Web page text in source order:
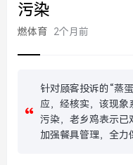
污染
燃体育 2个月前
针对顾客投诉的“蒸
应，经核实，该现象
污染，老乡鸡表示已
加强餐具管理，全力